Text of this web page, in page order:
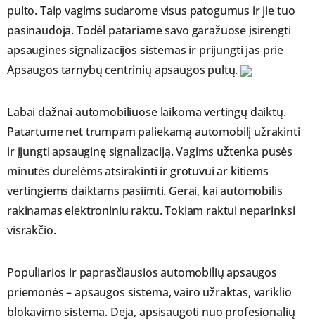
pulto. Taip vagims sudarome visus patogumus ir jie tuo
pasinaudoja. Todėl patariame savo garažuose įsirengti
apsaugines signalizacijos sistemas ir prijungti jas prie
Apsaugos tarnybų centrinių apsaugos pultų.
Labai dažnai automobiliuose laikoma vertingų daiktų.
Patartume net trumpam paliekamą automobilį užrakinti
ir įjungti apsauginę signalizaciją. Vagims užtenka pusės
minutės durelėms atsirakinti ir grotuvui ar kitiems
vertingiems daiktams pasiimti. Gerai, kai automobilis
rakinamas elektroniniu raktu. Tokiam raktui neparinksi
visrakčio.
Populiarios ir paprasčiausios automobilių apsaugos
priemonės – apsaugos sistema, vairo užraktas, variklio
blokavimo sistema. Deja, apsisaugoti nuo profesionalių